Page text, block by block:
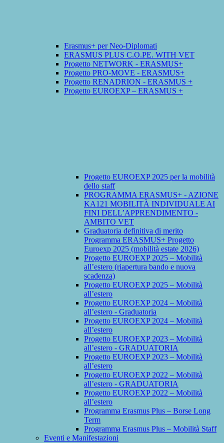
Erasmus+ per Neo-Diplomati
ERASMUS PLUS C.O.PE. WITH VET
Progetto NETWORK - ERASMUS+
Progetto PRO-MOVE - ERASMUS+
Progetto RENADRION - ERASMUS +
Progetto EUROEXP – ERASMUS +
Progetto EUROEXP 2025 per la mobilità
dello staff
PROGRAMMA ERASMUS+ - AZIONE
KA121 MOBILITÀ INDIVIDUALE AI
FINI DELL’APPRENDIMENTO -
AMBITO VET
Graduatoria definitiva di merito
Programma ERASMUS+ Progetto
Euroexp 2025 (mobilità estate 2026)
Progetto EUROEXP 2025 – Mobilità
all’estero (riapertura bando e nuova
scadenza)
Progetto EUROEXP 2025 – Mobilità
all’estero
Progetto EUROEXP 2024 – Mobilità
all’estero - Graduatoria
Progetto EUROEXP 2024 – Mobilità
all’estero
Progetto EUROEXP 2023 – Mobilità
all’estero - GRADUATORIA
Progetto EUROEXP 2023 – Mobilità
all’estero
Progetto EUROEXP 2022 – Mobilità
all’estero - GRADUATORIA
Progetto EUROEXP 2022 – Mobilità
all’estero
Programma Erasmus Plus – Borse Long
Term
Programma Erasmus Plus – Mobilità Staff
Eventi e Manifestazioni